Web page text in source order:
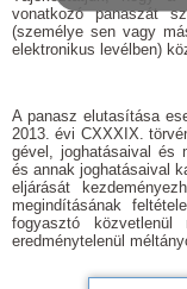
vonatkozó panaszát
(személye­ sen vagy
elektronikus levélben)
A panasz elutasítása
2013. évi CXXXIX.
gével, joghatásaival és
és annak joghatásaival
eljárását
megindításának
fogyasztó
eredménytelenül